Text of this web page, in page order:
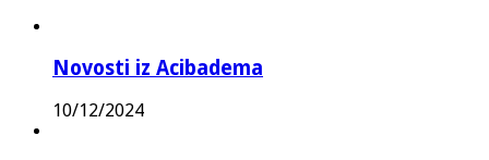
Novosti iz Acibadema
10/12/2024